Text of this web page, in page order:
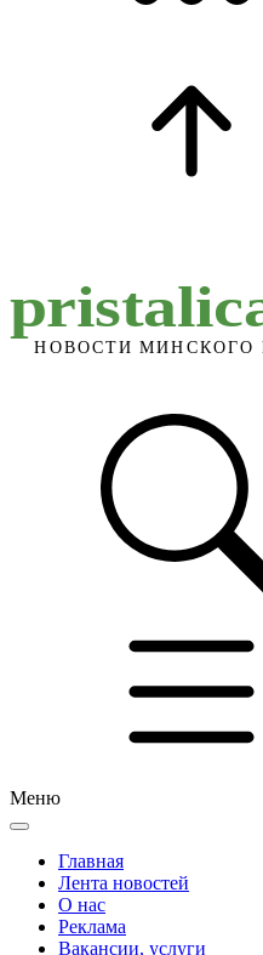
Меню
Главная
Лента новостей
О нас
Реклама
Вакансии, услуги